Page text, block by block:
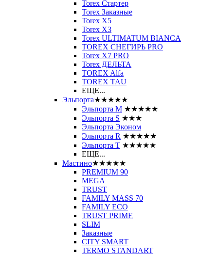
Torex Стартер
Torex Заказные
Torex Х5
Torex Х3
Torex ULTIMATUM BIANCA
TOREX СНЕГИРЬ PRO
Torex X7 PRO
Torex ДЕЛЬТА
TOREX Alfa
TOREX TAU
ЕЩЕ...
Эльпорта★★★★★
Эльпорта M ★★★★★
Эльпорта S ★★★
Эльпорта Эконом
Эльпорта R ★★★★★
Эльпорта Т ★★★★★
ЕЩЕ...
Мастино★★★★★
PREMIUM 90
MEGA
TRUST
FAMILY MASS 70
FAMILY ECO
TRUST PRIME
SLIM
Заказные
CITY SMART
TERMO STANDART